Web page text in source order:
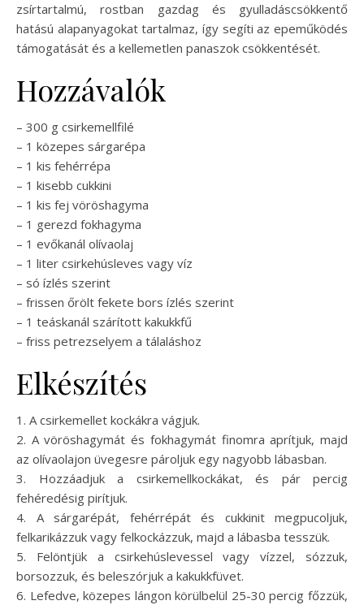
zsírtartalmú, rostban gazdag és gyulladáscsökkentő
hatású alapanyagokat tartalmaz, így segíti az epeműködés
támogatását és a kellemetlen panaszok csökkentését.
Hozzávalók
– 300 g csirkemellfilé
– 1 közepes sárgarépa
– 1 kis fehérrépa
– 1 kisebb cukkini
– 1 kis fej vöröshagyma
– 1 gerezd fokhagyma
– 1 evőkanál olívaolaj
– 1 liter csirkehúsleves vagy víz
– só ízlés szerint
– frissen őrölt fekete bors ízlés szerint
– 1 teáskanál szárított kakukkfű
– friss petrezselyem a tálaláshoz
Elkészítés
1. A csirkemellet kockákra vágjuk.
2. A vöröshagymát és fokhagymát finomra aprítjuk, majd
az olívaolajon üvegesre pároljuk egy nagyobb lábasban.
3. Hozzáadjuk a csirkemellkockákat, és pár percig
fehéredésig pirítjuk.
4. A sárgarépát, fehérrépát és cukkinit megpucoljuk,
felkarikázzuk vagy felkockázzuk, majd a lábasba tesszük.
5. Felöntjük a csirkehúslevessel vagy vízzel, sózzuk,
borsozzuk, és beleszórjuk a kakukkfüvet.
6. Lefedve, közepes lángon körülbelül 25-30 percig főzzük,